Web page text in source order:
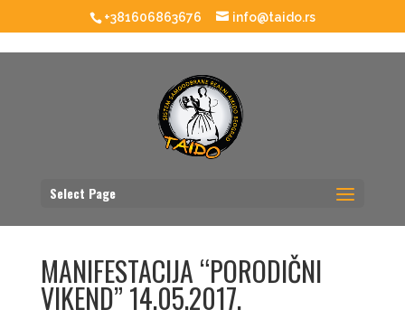
+381606863676 info@taido.rs
Select Page
MANIFESTACIJA “PORODIČNI
VIKEND” 14.05.2017.